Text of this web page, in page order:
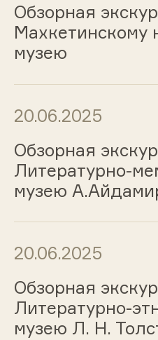
Обзорная
Махкетинскому
музею
20.06.2025
Обзорная
Литературно-
музею
20.06.2025
Обзорная
Литературно-
музею Л. Н.